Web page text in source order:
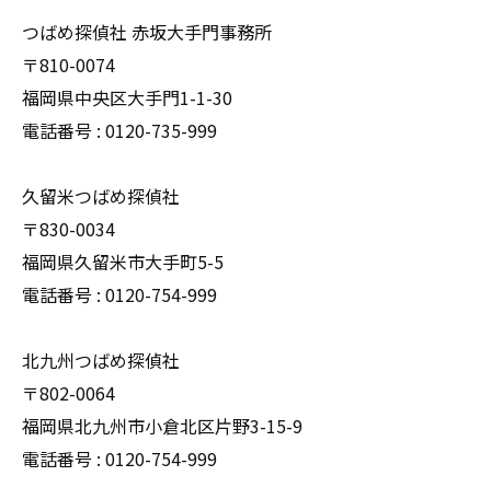
つばめ探偵社 赤坂大手門事務所
〒810-0074
福岡県中央区大手門1-1-30
電話番号 : 0120-735-999
久留米つばめ探偵社
〒830-0034
福岡県久留米市大手町5-5
電話番号 : 0120-754-999
北九州つばめ探偵社
〒802-0064
福岡県北九州市小倉北区片野3-15-9
電話番号 : 0120-754-999